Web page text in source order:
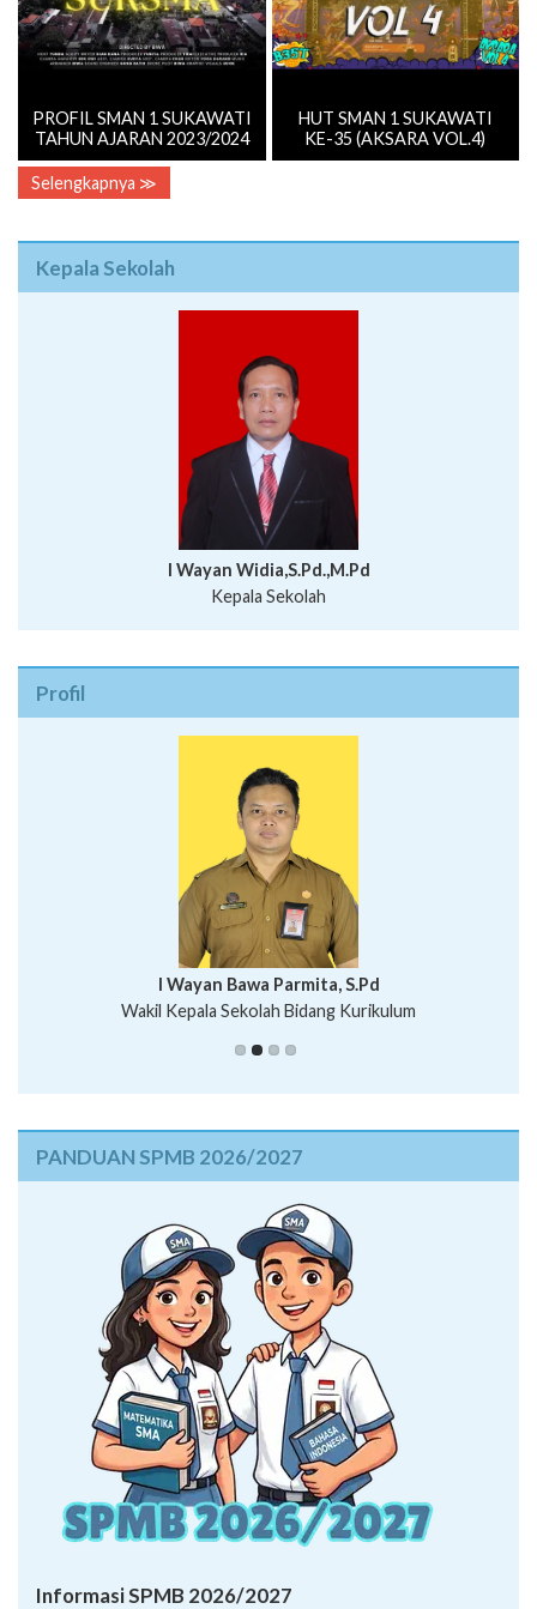
PROFIL SMAN 1 SUKAWATI
TAHUN AJARAN 2023/2024
HUT SMAN 1 SUKAWATI
KE-35 (AKSARA VOL.4)
Selengkapnya ≫
Kepala Sekolah
I Wayan Widia,S.Pd.,M.Pd
Kepala Sekolah
Profil
Putu Suhartana, S.Pd.
I Wayan Bawa Parmita, S.Pd
Wakil Kepala Sekolah Bidang Kurikulum
I Wayan Gede Aditya Pratita, S.Pd., M.Sn
Ni Wayan Nopi Sutantri, S.Pd.
PANDUAN SPMB 2026/2027
Informasi SPMB 2026/2027